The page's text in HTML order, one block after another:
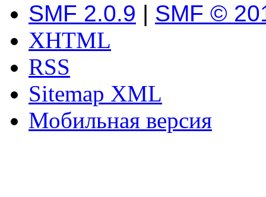
SMF 2.0.9 | SMF ©
XHTML
RSS
Sitemap XML
Мобильная версия